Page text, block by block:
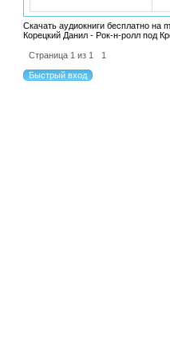
Скачать аудиокниги бесплатно на
Корецкий Данил - Рок-н-ролл под
Страница 1 из 1
1